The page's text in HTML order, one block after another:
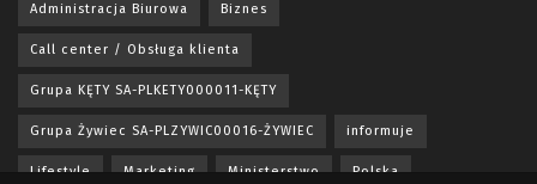
Administracja Biurowa Biznes
Call center / Obsługa klienta
Grupa KĘTY SA-PLKETY000011-KĘTY
Grupa Żywiec SA-PLZYWIC00016-ŻYWIEC informuje
Lifestyle Marketing Ministerstwo Polska